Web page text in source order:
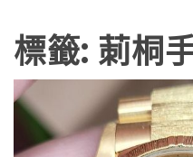
標籤: 莿桐